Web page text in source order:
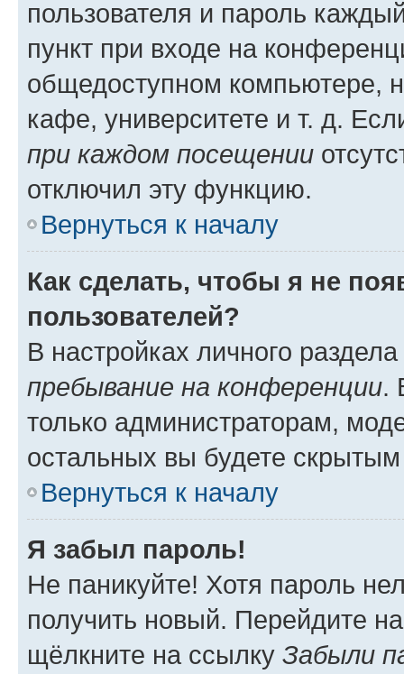
пользователя и пароль
пункт при входе на
общедоступном компьютере,
кафе, университете и т. д.
при каждом посещении
отключил эту функцию.
Вернуться к началу
Как сделать, чтобы я не
пользователей?
В настройках личного
пребывание на конференции.
только администраторам,
остальных вы будете
Вернуться к началу
Я забыл пароль!
Не паникуйте! Хотя пароль
получить новый. Перейдите
щёлкните на ссылку Забыли